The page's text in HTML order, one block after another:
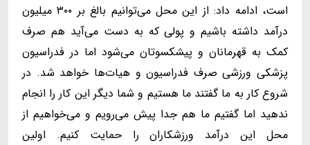
است، ادامه داد: از این محل می‌توانیم بالغ بر ۳۰۰ میلیون
درآمد داشته باشیم و پولی که به دست می‌آید هم صرف
کمک به قهرمانان و پیشکسوتان می‌شود اما در فدراسیون
پزشکی ورزشی صرف فدراسیون و هیات‌ها خواهد شد. در
شروع کار به ما گفتند ما هستیم و شما دیگر این کار را انجام
ندهید اما گفتیم ما هم جدا پیش می‌رویم و می‌خواهیم از
محل این درآمد ورزشکاران را حمایت کنیم. اولین